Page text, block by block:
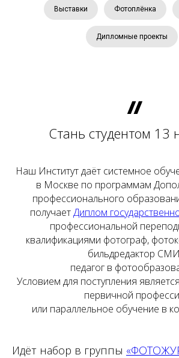
Выставки Фотоплёнка
Дипломные проекты
Стань студентом 13
Наш Институт даёт системное
в Москве по программам
профессионального
получаетДиплом
профессиональной
квалификациями фотограф,
бильдредактор
педагог в
Условием для поступления
первичной
или параллельное обучение в
Идёт набор в группы